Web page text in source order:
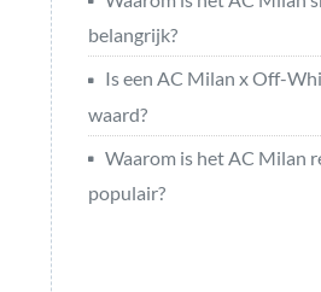
belangrijk?
Is een AC Milan x Off-
waard?
Waarom is het AC Milan
populair?